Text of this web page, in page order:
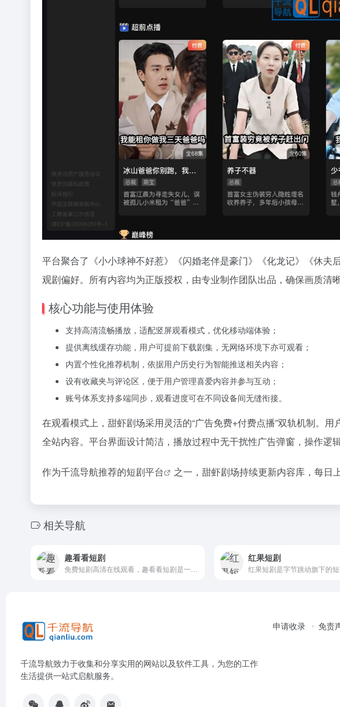
平台聚合了《小小球神不好惹》《闪婚老伴是豪门》《化龙记》《休
观剧偏好。所有内容均为正版授权，由专业制作团队出品，确保画质清晰
核心功能与使用体验
支持高清流畅播放，适配竖屏观看模式，优化移动端体验；
提供离线缓存功能，用户可提前下载剧集，无网络环境下亦可观看；
内置个性化推荐机制，依据用户历史行为智能推送相关内容；
设有收藏夹与评论区，便于用户管理喜爱内容并参与互动；
账号体系支持多端同步，观看进度可在不同设备间无缝衔接。
在观看模式上，甜虾剧场采用灵活的“广告免费+付费点播”双轨机制。
全站内容。平台界面设计简洁，播放过程中无干扰性广告弹窗，操作逻
作为千流导航推荐的短剧平台 之一，甜虾剧场持续更新内容库，每日
相关导航
趣看看短剧 红果短剧
千流导航致力于收集和分享实用的网站以及软件工具，为您的工作
生活提供一站式启航服务。
申请收录 免责